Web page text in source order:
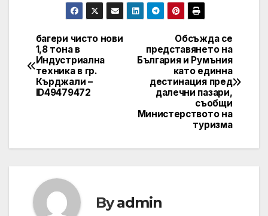
Post
navigation
Обсъжда се
представянето на
България и Румъния
като единна
дестинация пред
далечни пазари,
съобщи
Министерството на
туризма
багери чисто нови
1,8 тона в
Индустриална
техника в гр.
Кърджали –
ID49479472
Byadmin